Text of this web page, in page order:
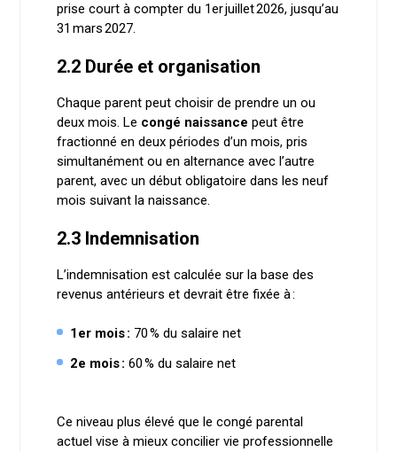
prise court à compter du 1er juillet 2026, jusqu’au
31 mars 2027.
2.2 Durée et organisation
Chaque parent peut choisir de prendre un ou
deux mois. Le congé naissance peut être
fractionné en deux périodes d’un mois, pris
simultanément ou en alternance avec l’autre
parent, avec un début obligatoire dans les neuf
mois suivant la naissance.
2.3 Indemnisation
L’indemnisation est calculée sur la base des
revenus antérieurs et devrait être fixée à :
1er mois : 70 % du salaire net
2e mois : 60 % du salaire net
Ce niveau plus élevé que le congé parental
actuel vise à mieux concilier vie professionnelle